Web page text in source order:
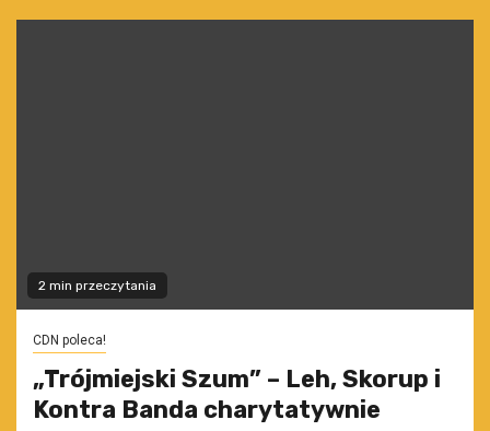
2 min przeczytania
CDN poleca!
„Trójmiejski Szum” – Leh, Skorup i
Kontra Banda charytatywnie